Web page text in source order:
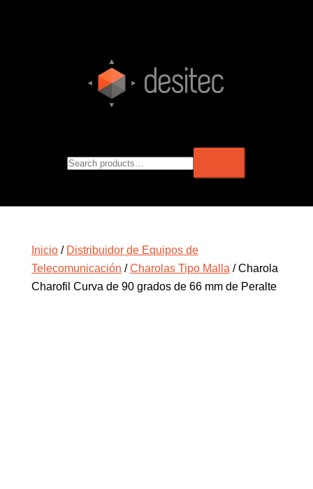
Inicio / Distribuidor de Equipos de
Telecomunicación /Charolas Tipo Malla / Charola
Charofil Curva de 90 grados de 66 mm de Peralte